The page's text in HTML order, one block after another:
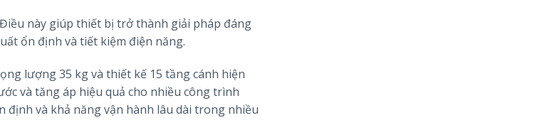
này giúp thiết bị trở thành giải pháp đáng
ổn định và tiết kiệm điện năng.
lượng 35 kg và thiết kế 15 tầng cánh hiện
và tăng áp hiệu quả cho nhiều công trình
định và khả năng vận hành lâu dài trong nhiều